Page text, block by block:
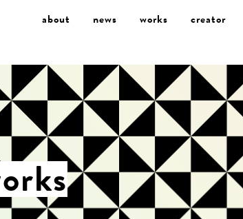
about news works creator